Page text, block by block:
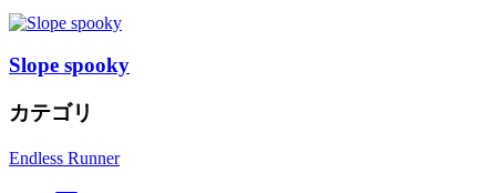
Slope spooky
カテゴリ
Endless Runner